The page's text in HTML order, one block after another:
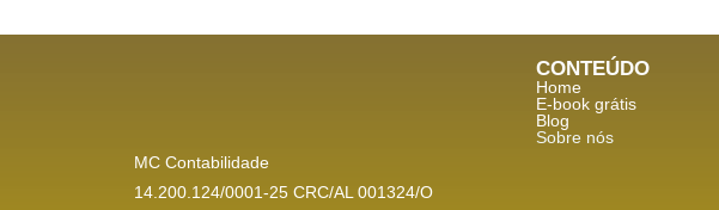
MC Contabilidade
14.200.124/0001-25 CRC/AL 001324/O
CONTEÚDO
Home
E-book grátis
Blog
Sobre nós